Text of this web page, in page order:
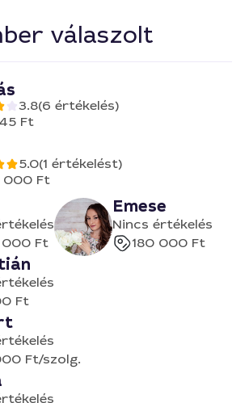
válaszolt
3.8(6 értékelés)
Ft
5.0(1 értékelést)
000 Ft
000 Ft
Emese
Nincs értékelés
180 000 Ft
Ft
Ft/szolg.